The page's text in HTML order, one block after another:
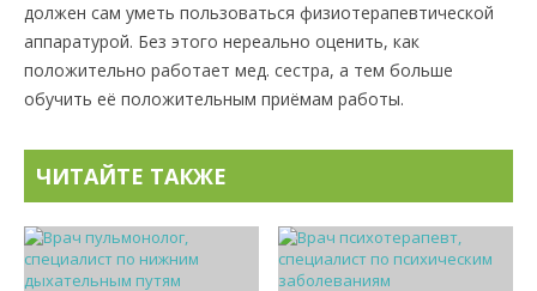
должен сам уметь пользоваться физиотерапевтической
аппаратурой. Без этого нереально оценить, как
положительно работает мед. сестра, а тем больше
обучить её положительным приёмам работы.
ЧИТАЙТЕ ТАКЖЕ